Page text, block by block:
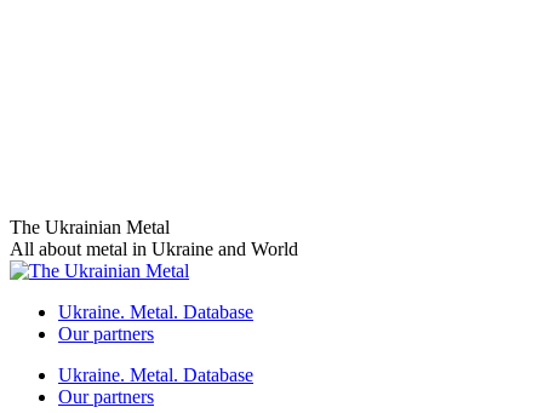
Skip
to
content
The Ukrainian Metal
All about metal in Ukraine and World
Ukraine. Metal. Database
Our partners
Ukraine. Metal. Database
Our partners